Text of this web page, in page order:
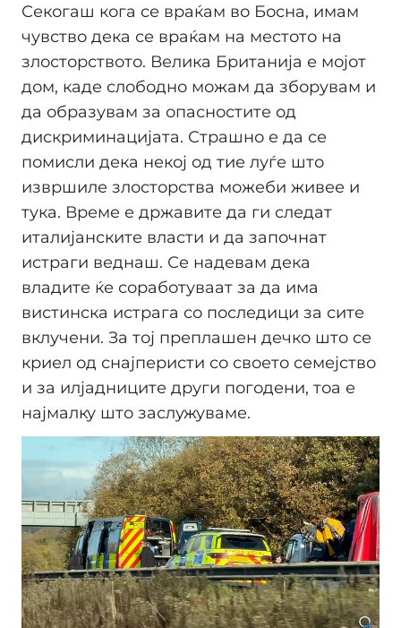
Секогаш кога се враќам во Босна, имам
чувство дека се враќам на местото на
злосторството. Велика Британија е мојот
дом, каде слободно можам да зборувам и
да образувам за опасностите од
дискриминацијата. Страшно е да се
помисли дека некој од тие луѓе што
извршиле злосторства можеби живее и
тука. Време е државите да ги следат
италијанските власти и да започнат
истраги веднаш. Се надевам дека
владите ќе соработуваат за да има
вистинска истрага со последици за сите
вклучени. За тој преплашен дечко што се
криел од снајперисти со своето семејство
и за илјадниците други погодени, тоа е
најмалку што заслужуваме.